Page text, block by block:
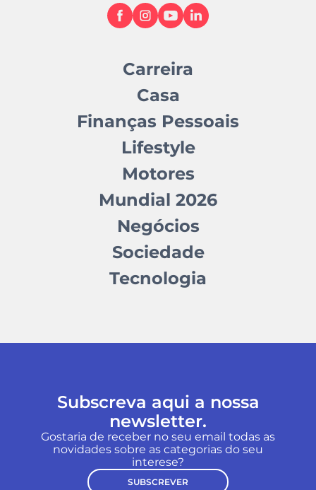
Carreira
Casa
Finanças Pessoais
Lifestyle
Motores
Mundial 2026
Negócios
Sociedade
Tecnologia
Subscreva aqui a nossa
newsletter.
Gostaria de receber no seu email todas as
novidades sobre as categorias do seu
interese?
SUBSCREVER